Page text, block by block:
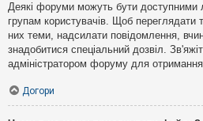
Деякі форуми можуть бути
групам користувачів. Щоб переглядати
них теми, надсилати повідомлення,
знадобитися спеціальний дозвіл.
адміністратором форуму для
Догори